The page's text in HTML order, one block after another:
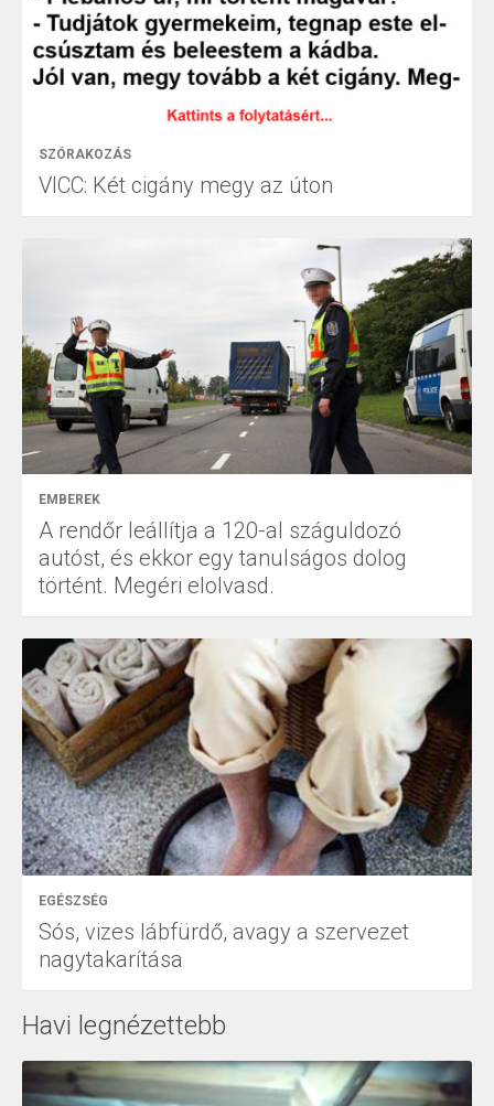
SZÓRAKOZÁS
VICC: Két cigány megy az úton
EMBEREK
A rendőr leállítja a 120-al száguldozó
autóst, és ekkor egy tanulságos dolog
történt. Megéri elolvasd.
EGÉSZSÉG
Sós, vizes lábfürdő, avagy a szervezet
nagytakarítása
Havi legnézettebb